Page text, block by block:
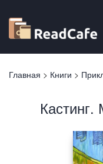
основному
содержанию
Вы
Главная > Книги >